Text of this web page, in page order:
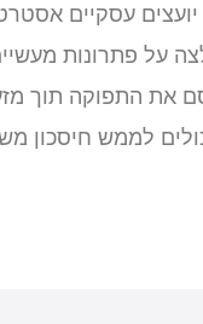
יועצים עסקיים
על פתרונות
את התפוקה תוך
לממש חיסכון